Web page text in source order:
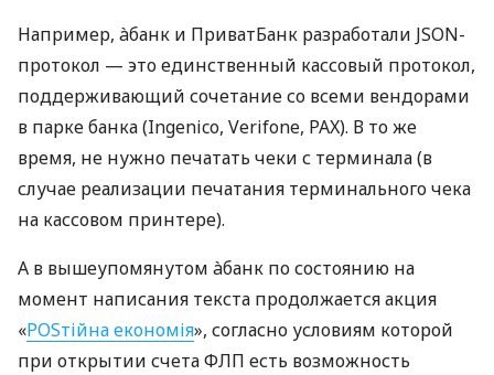
Например, àбанк и ПриватБанк разработали JSON-
протокол — это единственный кассовый протокол,
поддерживающий сочетание со всеми вендорами
в парке банка (Ingenico, Verifone, PAX). В то же
время, не нужно печатать чеки с терминала (в
случае реализации печатания терминального чека
на кассовом принтере).
А в вышеупомянутом àбанк по состоянию на
момент написания текста продолжается акция
«POSтійна економія», согласно условиям которой
при открытии счета ФЛП есть возможность